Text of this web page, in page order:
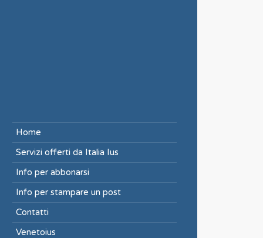
Home
Servizi offerti da Italia Ius
Info per abbonarsi
Info per stampare un post
Contatti
Venetoius